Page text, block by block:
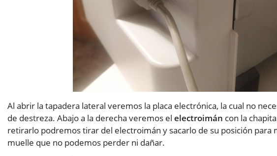
Al abrir la tapadera lateral veremos la placa electrónica, la cual no
de destreza. Abajo a la derecha veremos el electroimán con la
retirarlo podremos tirar del electroimán y sacarlo de su posición
muelle que no podemos perder ni dañar.